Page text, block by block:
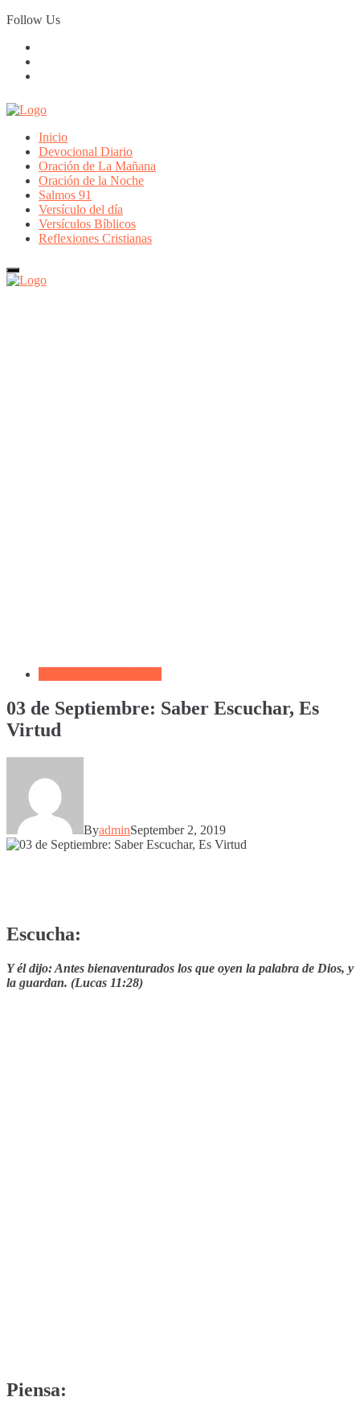
Skip
to
Follow Us
Inicio
Devocional Diario
Oración de La Mañana
Oración de la Noche
Salmos 91
Versículo del día
Versículos Bíblicos
Reflexiones Cristianas
03 de Septiembre: Saber Escuchar, Es
Virtud
ByadminSeptember 2, 2019
Escucha:
Y él dijo: Antes bienaventurados los que oyen la palabra de Dios, y
la guardan. (Lucas 11:28)
Piensa: